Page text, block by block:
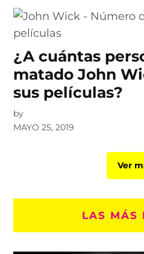
¿A cuántas
matado John
sus películas?
by
MAYO 25, 2019
Ver
LAS MÁS